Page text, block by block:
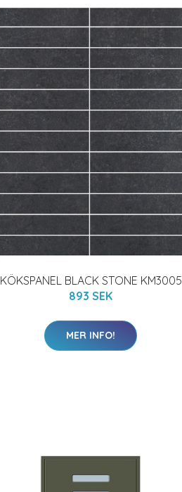
KÖKSPANEL BLACK STONE KM3005
893 SEK
MER INFO!